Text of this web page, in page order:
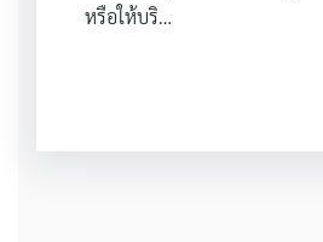
หรือให้บริ…